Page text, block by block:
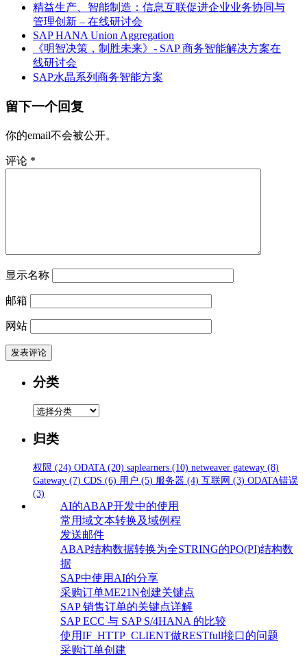
精益生产、智能制造：信息互联促进企业业务协同与
管理创新 – 在线研讨会
SAP HANA Union Aggregation
《明智决策，制胜未来》- SAP 商务智能解决方案在
线研讨会
SAP水晶系列商务智能方案
留下一个回复
你的email不会被公开。
评论 *
显示名称
邮箱
网站
分类
分
归类
权限 (24) ODATA (20) saplearners (10) netweaver gateway (8)
Gateway (7) CDS (6) 用户 (5) 服务器 (4) 互联网 (3) ODATA错误
(3)
AI的ABAP开发中的使用
常用域文本转换及域例程
发送邮件
ABAP结构数据转换为全STRING的PO(PI)结构数
据
SAP中使用AI的分享
采购订单ME21N创建关键点
SAP 销售订单的关键点详解
SAP ECC 与 SAP S/4HANA 的比较
使用IF_HTTP_CLIENT做RESTfull接口的问题
采购订单创建